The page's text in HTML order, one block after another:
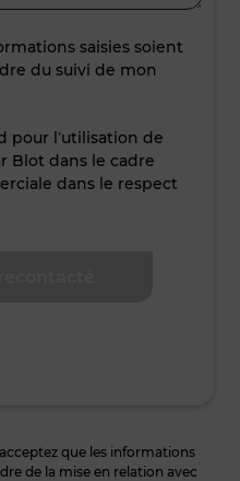
saisies soient
du suivi de mon
pour l’utilisation de
Blot dans le cadre
dans le respect
que les informations
de la mise en relation avec